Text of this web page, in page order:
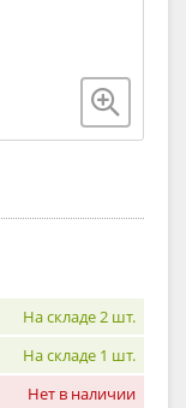
На складе 2 шт.
На складе 1 шт.
Нет в наличии